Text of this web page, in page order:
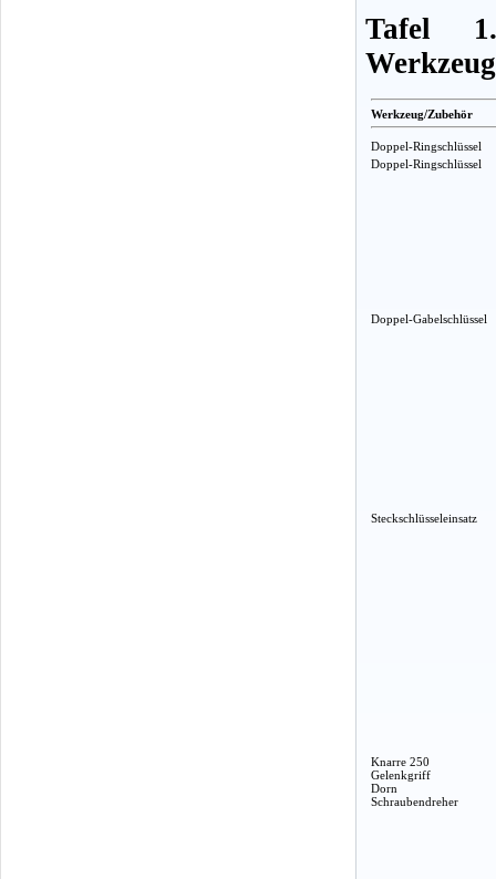
Tafel
Werkzeug/Zubehör
Doppel-Ringschlüssel
Doppel-Ringschlüssel
Doppel-Gabelschlüssel
Steckschlüsseleinsatz
Knarre 250
Gelenkgriff
Dorn
Schraubendreher